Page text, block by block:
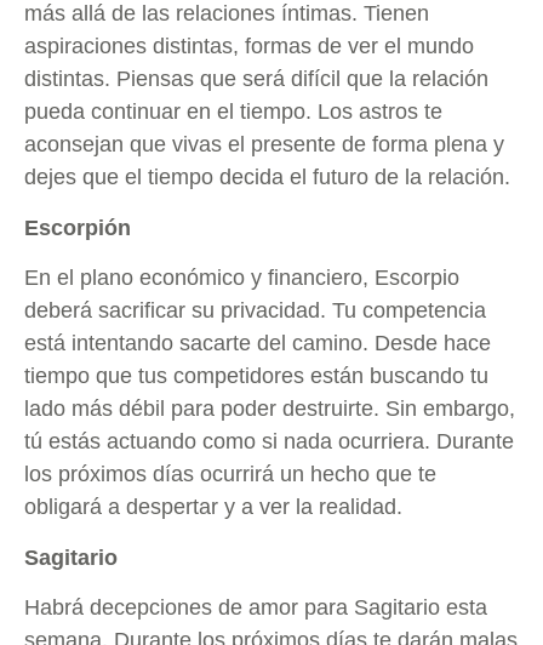
más allá de las relaciones íntimas. Tienen
aspiraciones distintas, formas de ver el mundo
distintas. Piensas que será difícil que la relación
pueda continuar en el tiempo. Los astros te
aconsejan que vivas el presente de forma plena y
dejes que el tiempo decida el futuro de la relación.
Escorpión
En el plano económico y financiero, Escorpio
deberá sacrificar su privacidad. Tu competencia
está intentando sacarte del camino. Desde hace
tiempo que tus competidores están buscando tu
lado más débil para poder destruirte. Sin embargo,
tú estás actuando como si nada ocurriera. Durante
los próximos días ocurrirá un hecho que te
obligará a despertar y a ver la realidad.
Sagitario
Habrá decepciones de amor para Sagitario esta